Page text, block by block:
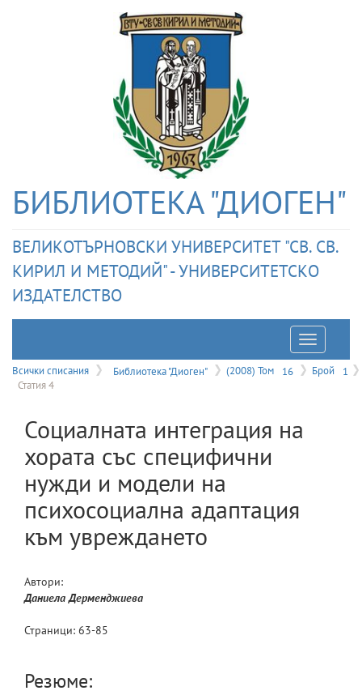
БИБЛИОТЕКА "ДИОГЕН"
ВЕЛИКОТЪРНОВСКИ УНИВЕРСИТЕТ "СВ. СВ.
КИРИЛ И МЕТОДИЙ" - УНИВЕРСИТЕТСКО
ИЗДАТЕЛСТВО
Отваряне
на
Всички списания Библиотека "Диоген" (2008) Том 16 Брой
1
Статия 4
Социалната интеграция на
хората със специфични
нужди и модели на
психосоциална адаптация
към увреждането
Автори:
Даниела Дерменджиева
Страници: 63-85
Резюме: